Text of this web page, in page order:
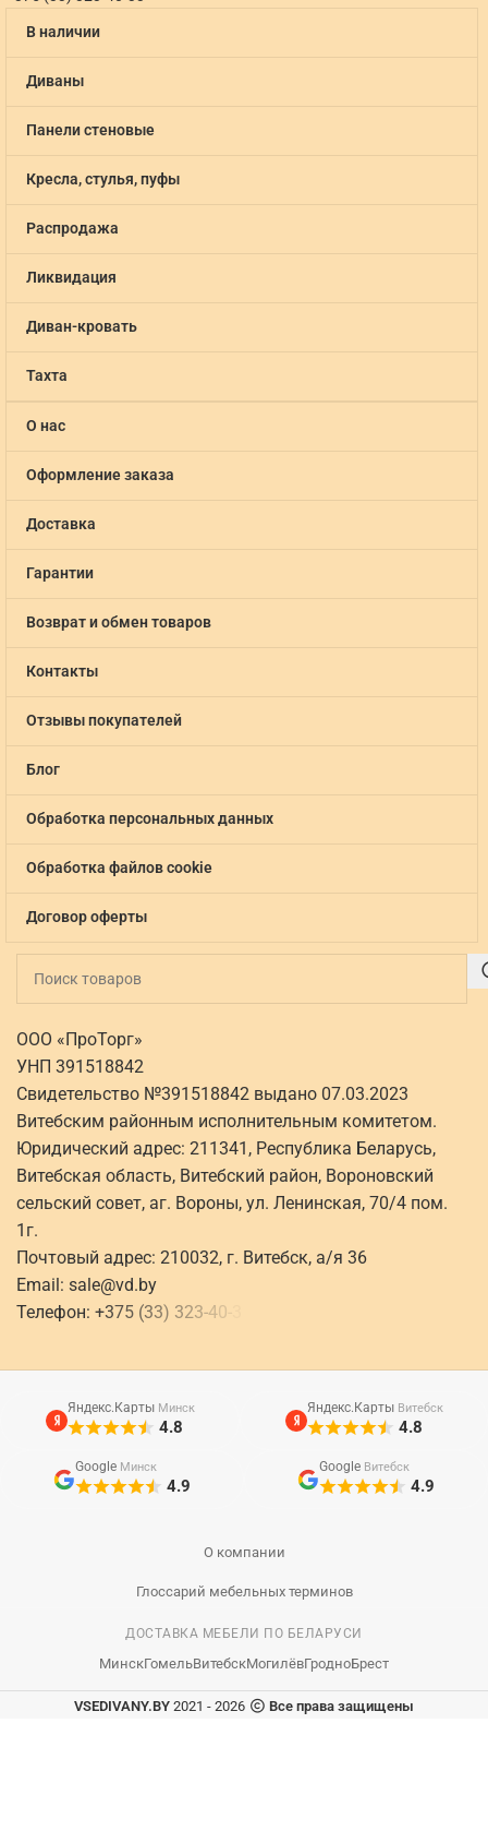
В наличии
Диваны
Панели стеновые
Кресла, стулья, пуфы
Распродажа
Ликвидация
Диван-кровать
Тахта
О нас
Оформление заказа
Доставка
Гарантии
Возврат и обмен товаров
Контакты
Отзывы покупателей
Блог
Обработка персональных данных
Обработка файлов cookie
Договор оферты
ООО «ПроТорг»
УНП 391518842
Свидетельство №391518842 выдано 07.03.2023
Витебским районным исполнительным комитетом.
Юридический адрес: 211341, Республика Беларусь,
Витебская область, Витебский район, Вороновский
сельский совет, аг. Вороны, ул. Ленинская, 70/4 пом.
1г.
Почтовый адрес: 210032, г. Витебск, а/я 36
Email: sale@vd.by
Телефон: +375 (33) 323-40-
Яндекс.Карты Минск
4.8
Яндекс.Карты Витебск
4.8
Google Минск
4.9
Google Витебск
4.9
О компании
Глоссарий мебельных терминов
ДОСТАВКА МЕБЕЛИ ПО БЕЛАРУСИ
МинскГомельВитебскМогилёвГродноБрест
VSEDIVANY.BY 2021 - 2026 Все права защищены